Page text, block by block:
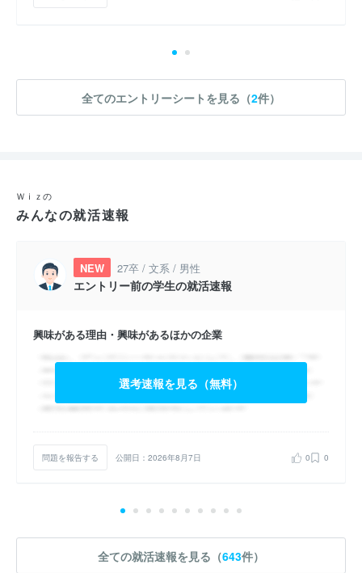
全てのエントリーシートを見る（2件）
Ｗｉｚの
みんなの就活速報
NEW 27卒 / 文系 / 男性
エントリー前の学生の就活速報
興味がある理由・興味があるほかの企業
選考速報を見る（無料）
問題を報告する 公開日：2026年8月7日 0 0
全ての就活速報を見る（643件）